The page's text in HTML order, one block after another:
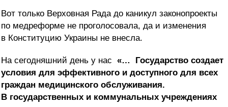
Вот только Верховная Рада до каникул законопроекты
по медреформе не проголосовала, да и изменения
в Конституцию Украины не внесла.
На сегодняшний день у нас «…
Государство создает
условия для эффективного и доступного для всех
граждан медицинского обслуживания.
В государственных и коммунальных учреждениях